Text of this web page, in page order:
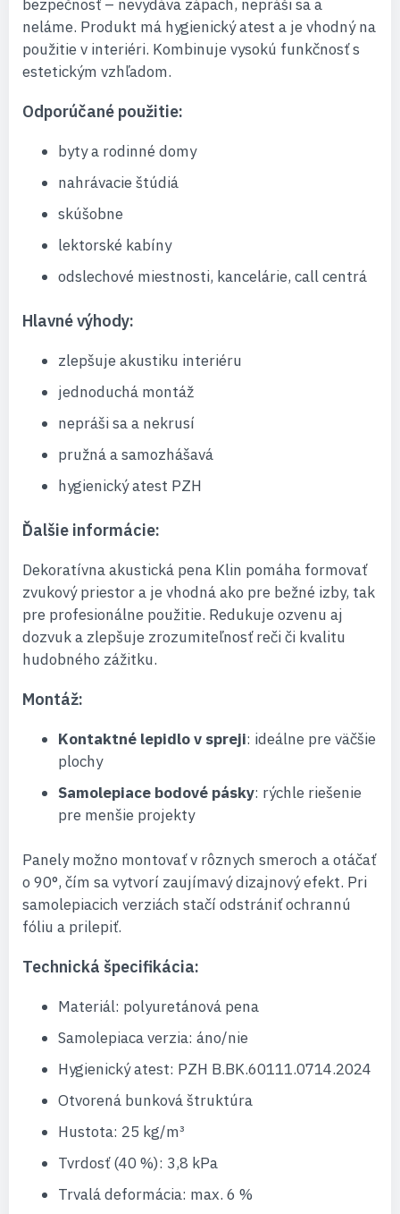
bezpečnosť – nevydáva zápach, nepráši sa a
neláme. Produkt má hygienický atest a je vhodný na
použitie v interiéri. Kombinuje vysokú funkčnosť s
estetickým vzhľadom.
Odporúčané použitie:
byty a rodinné domy
nahrávacie štúdiá
skúšobne
lektorské kabíny
odslechové miestnosti, kancelárie, call centrá
Hlavné výhody:
zlepšuje akustiku interiéru
jednoduchá montáž
nepráši sa a nekrusí
pružná a samozhášavá
hygienický atest PZH
Ďalšie informácie:
Dekoratívna akustická pena Klin pomáha formovať
zvukový priestor a je vhodná ako pre bežné izby, tak
pre profesionálne použitie. Redukuje ozvenu aj
dozvuk a zlepšuje zrozumiteľnosť reči či kvalitu
hudobného zážitku.
Montáž:
Kontaktné lepidlo v spreji: ideálne pre väčšie
plochy
Samolepiace bodové pásky: rýchle riešenie
pre menšie projekty
Panely možno montovať v rôznych smeroch a otáčať
o 90°, čím sa vytvorí zaujímavý dizajnový efekt. Pri
samolepiacich verziách stačí odstrániť ochrannú
fóliu a prilepiť.
Technická špecifikácia:
Materiál: polyuretánová pena
Samolepiaca verzia: áno/nie
Hygienický atest: PZH B.BK.60111.0714.2024
Otvorená bunková štruktúra
Hustota: 25 kg/m³
Tvrdosť (40 %): 3,8 kPa
Trvalá deformácia: max. 6 %